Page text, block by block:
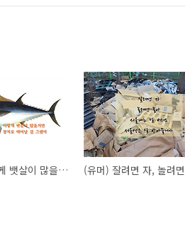
(유머) 이렇게 뱃살이 많을거면...